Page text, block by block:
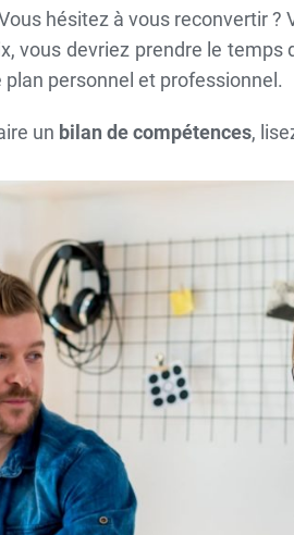
hésitez à vous reconvertir ?
vous devriez prendre le
personnel et professionnel.
un bilan de compétences,